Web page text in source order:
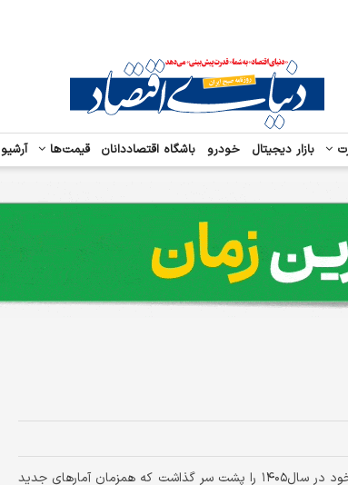
بازار دیجیتال خودرو باشگاه اقتصاددانان قیمت‌ها آرشیو
بورس تهران در حالی دهمین روز متوالی رشد خود در سال۱۴۰۵ را پشت سر گذاشت که همزمان آمارهای جدید